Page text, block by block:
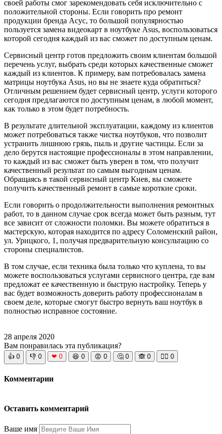
своей работы смог зарекомендовать себя исключительно с
положительной стороны. Если говорить про ремонт
продукции бренда Асус, то большой популярностью
пользуется замена видеокарт в ноутбуке Asus, воспользоваться
которой сегодня каждый из вас сможет по доступным ценам.
Сервисный центр готов предложить своим клиентам большой
перечень услуг, выбрать среди которых качественные сможет
каждый из клиентов. К примеру, вам потребовалась замена
матрицы ноутбука Asus, но вы не знаете куда обратиться?
Отличным решением будет сервисный центр, услуги которого
сегодня предлагаются по доступным ценам, в любой момент,
как только в этом будет потребность.
В результате длительной эксплуатации, каждому из клиентов
может потребоваться также чистка ноутбуков, что позволит
устранить лишнюю грязь, пыль и другие частицы. Если за
дело берутся настоящие профессионалы в этом направлении,
то каждый из вас сможет быть уверен в том, что получит
качественный результат по самым выгодным ценам.
Обращаясь в такой сервисный центр Киев, вы сможете
получить качественный ремонт в самые короткие сроки.
Если говорить о продолжительности выполнения ремонтных
работ, то в данном случае срок всегда может быть разным, тут
все зависит от сложности поломки. Вы можете обратиться в
мастерскую, которая находится по адресу Соломенский район,
ул. Урицкого, 1, получая предварительную консультацию со
стороны специалистов.
В том случае, если техника была только что куплена, то вы
можете воспользоваться услугами сервисного центра, где вам
предложат ее качественную и быструю настройку. Теперь у
вас будет возможность доверить работу профессионалам в
своем деле, которые смогут быстро вернуть ваш ноутбук в
полностью исправное состояние.
28 апреля 2020
Вам понравилась эта публикация?
👍 0 👎 0 ❤ 0 😆 0 😡 0 🤔 0 🙈 0 🧘‍♀️ 0
Комментарии
Оставить комментарий
Ваше имя